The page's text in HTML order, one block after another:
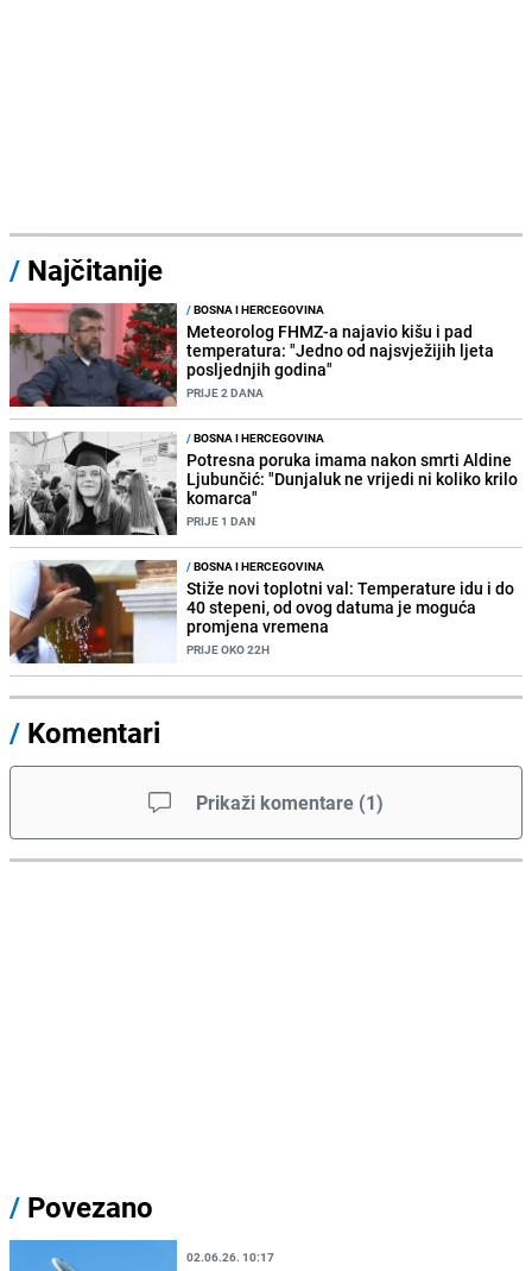
/ Najčitanije
/BOSNA I HERCEGOVINA
Meteorolog FHMZ-a najavio kišu i pad
temperatura: "Jedno od najsvježijih ljeta
posljednjih godina"
PRIJE 2 DANA
/BOSNA I HERCEGOVINA
Potresna poruka imama nakon smrti Aldine
Ljubunčić: "Dunjaluk ne vrijedi ni koliko krilo
komarca"
PRIJE 1 DAN
/BOSNA I HERCEGOVINA
Stiže novi toplotni val: Temperature idu i do
40 stepeni, od ovog datuma je moguća
promjena vremena
PRIJE OKO 22H
/ Komentari
Prikaži komentare (1)
/ Povezano
02.06.26. 10:17